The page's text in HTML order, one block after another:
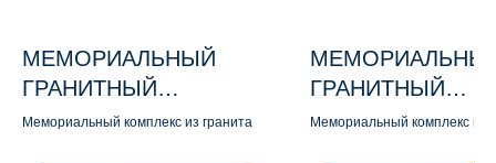
МЕМОРИАЛЬНЫЙ
ГРАНИТНЫЙ
КОМПЛЕКС М121
Мемориальный комплекс из гранита
ГРАНИТНЫЙ
КОМПЛЕКС М114
Мемориальный комплекс из